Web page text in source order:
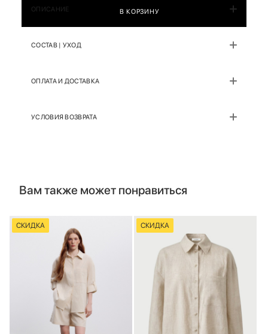
В КОРЗИНУ
ОПИСАНИЕ
СОСТАВ | УХОД
ОПЛАТА И ДОСТАВКА
УСЛОВИЯ ВОЗВРАТА
Вам также может понравиться
СКИДКА СКИДКА